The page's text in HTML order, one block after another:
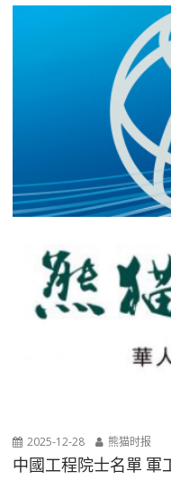
2025-12-28 熊猫时报
中國工程院士名單 軍